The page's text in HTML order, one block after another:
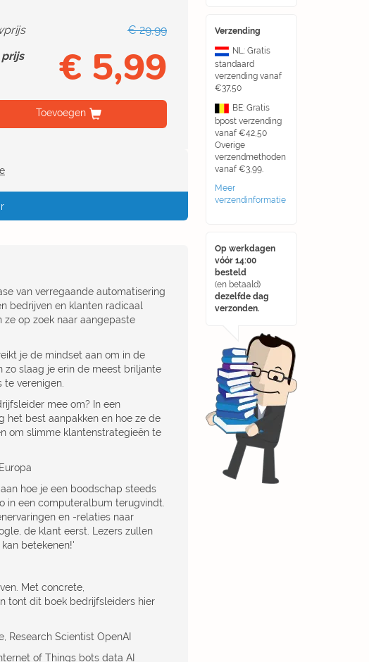
Verzending
NL: Gratis
standaard
verzending vanaf
€37,50
BE: Gratis
bpost verzending
vanaf €42,50
Overige
verzendmethoden
vanaf €3,99.
Meer
verzendinformatie
Op werkdagen
vóór 14:00
besteld
(en betaald)
dezelfde dag
verzonden.
€ 29,99
€ 5,99
Toevoegen
van verregaande automatisering
bedrijven en klanten radicaal
op zoek naar aangepaste
je de mindset aan om in de
zo slaag je erin de meest briljante
te verenigen.
mee om? In een
het best aanpakken en hoe ze de
om slimme klantenstrategieën te
hoe je een boodschap steeds
in een computeralbum terugvindt.
en -relaties naar
de klant eerst. Lezers zullen
betekenen!'
Met concrete,
tont dit boek bedrijfsleiders hier
Research Scientist OpenAI
of Things bots data AI